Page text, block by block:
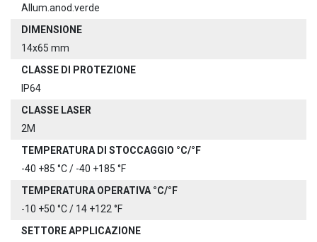
Allum.anod.verde
DIMENSIONE
14x65 mm
CLASSE DI PROTEZIONE
IP64
CLASSE LASER
2M
TEMPERATURA DI STOCCAGGIO °C/°F
-40 +85 °C / -40 +185 °F
TEMPERATURA OPERATIVA °C/°F
-10 +50 °C / 14 +122 °F
SETTORE APPLICAZIONE